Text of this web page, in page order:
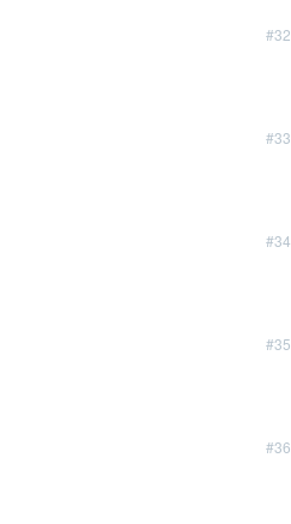
#32
#33
#34
#35
#36